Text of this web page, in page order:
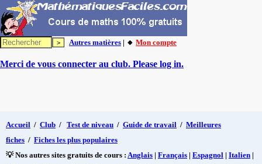
Autres matières | 🔸 Mon compte
Merci de vous connecter au club. Please log in.
Accueil / Club / Test de niveau / Guide de travail / Meilleures
fiches / Fiches les plus populaires
💡 Nos autres sites gratuits de cours : Anglais | Français | Espagnol | Italien |